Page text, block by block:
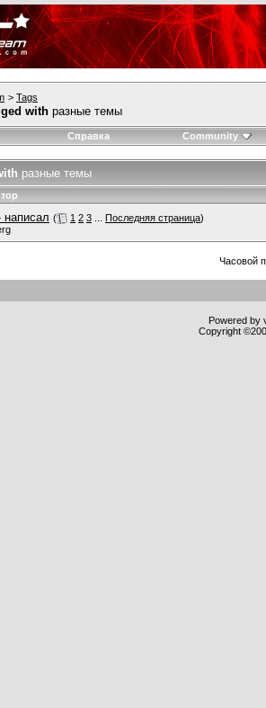
> Tags
with разные темы
Справка Community
разные темы
( 1 2 3 Последняя страница)
Часовой
Powered by
Copyright